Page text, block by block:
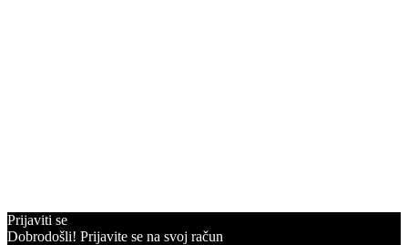
Prijaviti se
Dobrodošli! Prijavite se na svoj račun